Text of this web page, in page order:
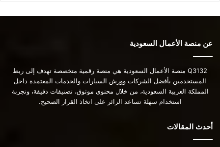
عن منصة الأعمال السعودية
Q3132 منصة الأعمال السعودية هي منصة رقمية متخصصة تهدف إلى ربط
المستخدمين بأفضل الشركات وورش السيارات والخدمات المعتمدة داخل
المملكة العربية السعودية، من خلال محتوى موثوق، تصنيفات دقيقة، وتجربة
استخدام سهلة تساعد الزائر على اتخاذ القرار الصحيح.
أحدث المقالات